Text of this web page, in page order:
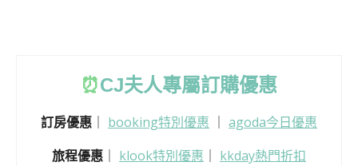
⏰CJ夫人專屬訂購優惠
訂房優惠 booking特別優惠
agoda今日優惠
旅程優惠
klook特別優惠
kkday熱門折扣